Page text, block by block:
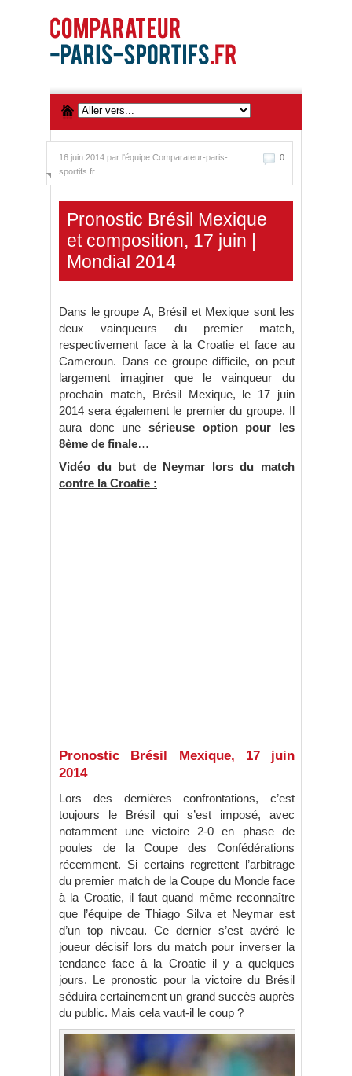
0
16 juin 2014 par l'équipe Comparateur-paris-
sportifs.fr.
Pronostic Brésil Mexique
et composition, 17 juin |
Mondial 2014
Dans le groupe A, Brésil et Mexique sont les
deux vainqueurs du premier match,
respectivement face à la Croatie et face au
Cameroun. Dans ce groupe difficile, on peut
largement imaginer que le vainqueur du
prochain match, Brésil Mexique, le 17 juin
2014 sera également le premier du groupe. Il
aura donc une sérieuse option pour les
8ème de finale…
Vidéo du but de Neymar lors du match
contre la Croatie :
Pronostic Brésil Mexique, 17 juin
2014
Lors des dernières confrontations, c’est
toujours le Brésil qui s’est imposé, avec
notamment une victoire 2-0 en phase de
poules de la Coupe des Confédérations
récemment. Si certains regrettent l’arbitrage
du premier match de la Coupe du Monde face
à la Croatie, il faut quand même reconnaître
que l’équipe de Thiago Silva et Neymar est
d’un top niveau. Ce dernier s’est avéré le
joueur décisif lors du match pour inverser la
tendance face à la Croatie il y a quelques
jours. Le pronostic pour la victoire du Brésil
séduira certainement un grand succès auprès
du public. Mais cela vaut-il le coup ?